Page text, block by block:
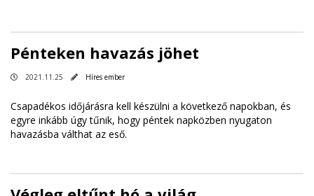
Pénteken havazás jöhet
2021.11.25 Híres ember
Csapadékos időjárásra kell készülni a következő napokban, és
egyre inkább úgy tűnik, hogy péntek napközben nyugaton
havazásba válthat az eső.